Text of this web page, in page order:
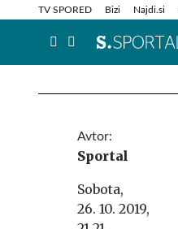
TV SPORED Bizi Najdi.si
Info in obvestila
Avtor:
Sportal
Sobota,
26. 10. 2019,